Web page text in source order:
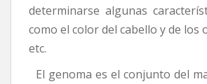
determinarse algunas
como el color del cabello y de los
etc.
El genoma es el conjunto del